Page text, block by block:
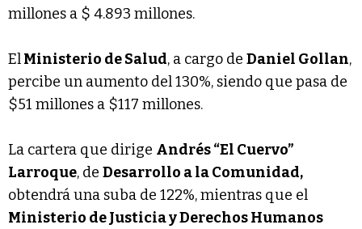
millones a $ 4.893 millones.
ElMinisterio de Salud, a cargo de Daniel Gollan,
percibe un aumento del 130%, siendo que pasa de
$51 millones a $117 millones.
La cartera que dirige Andrés “El Cuervo”
Larroque, de Desarrollo a la Comunidad,
obtendrá una suba de 122%, mientras que el
Ministerio de Justicia y Derechos Humanos